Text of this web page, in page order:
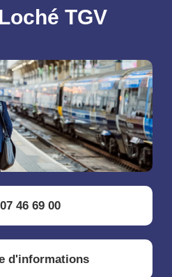
TGV
46 69 00
d'informations